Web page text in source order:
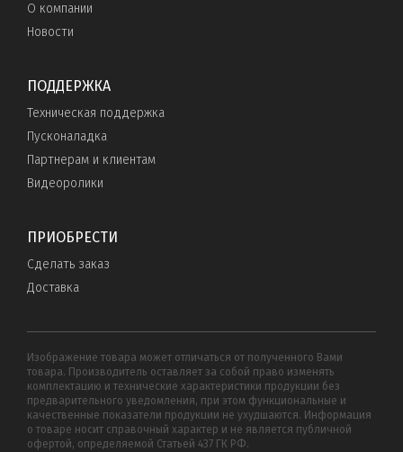
О компании
Новости
ПОДДЕРЖКА
Техническая поддержка
Пусконаладка
Партнерам и клиентам
Видеоролики
ПРИОБРЕСТИ
Сделать заказ
Доставка
Изображение товара может отличаться от полученного Вами
товара. Производитель оставляет за собой право изменять
комплектацию и технические характеристики продукции без
предварительного уведомления, при этом функциональные и
качественные показатели продукции не ухудшаются. Информация
о товаре носит справочный характер и не является публичной
офертой, определяемой Статьей 437 ГК РФ.